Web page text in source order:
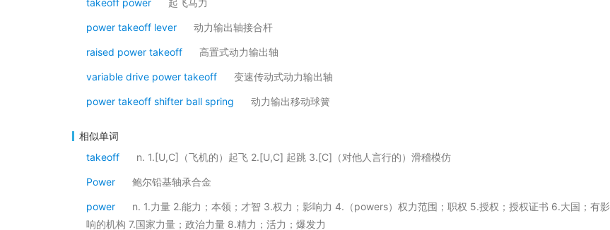
takeoff power 起飞马力
power takeoff lever 动力输出轴接合杆
raised power takeoff 高置式动力输出轴
variable drive power takeoff 变速传动式动力输出轴
power takeoff shifter ball spring 动力输出移动球簧
相似单词
takeoff
n. 1.[U,C]（飞机的）起飞 2.[U,C] 起跳 3.[C]（对他人言行的）滑稽模仿
Power 鲍尔铅基轴承合金
power
n. 1.力量 2.能力；本领；才智 3.权力；影响力 4.（powers）权力范围；职权 5.授权；授权证书 6.大国；有影
响的机构 7.国家力量；政治力量 8.精力；活力；爆发力